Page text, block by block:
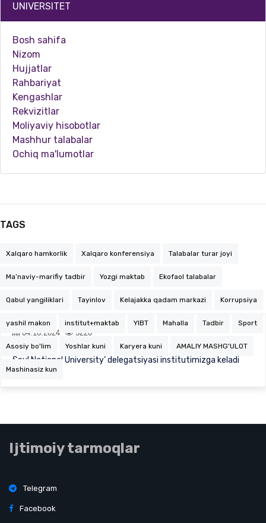
04.17.2024 3544
Shoir Muhammad Yusuf tavalludining 70 yilligi nishonlandi
04.16.2024 3220
Seul National University’ delegatsiyasi institutimizga keladi
UNIVERSITET
Bosh sahifa
Nizom
Hujjatlar
Rahbariyat
Kengashlar
Rekvizitlar
Moliyaviy hisobotlar
Mashhur talabalar
Ochiq ma'lumotlar
TAGS
Xalqaro hamkorlik Xalqaro konferensiya Talabalar turar joyi
Ma’naviy-marifiy tadbir Yozgi maktab Ekofaol talabalar
Qabul yangiliklari Tayinlov Kelajakka qadam markazi Korrupsiya
yashil makon institut+maktab YIBT Mahalla Tadbir Sport
Asosiy bo'lim Yoshlar kuni Karyera kuni AMALIY MASHG'ULOT
Mashinasiz kun
Ijtimoiy tarmoqlar
Telegram
Facebook